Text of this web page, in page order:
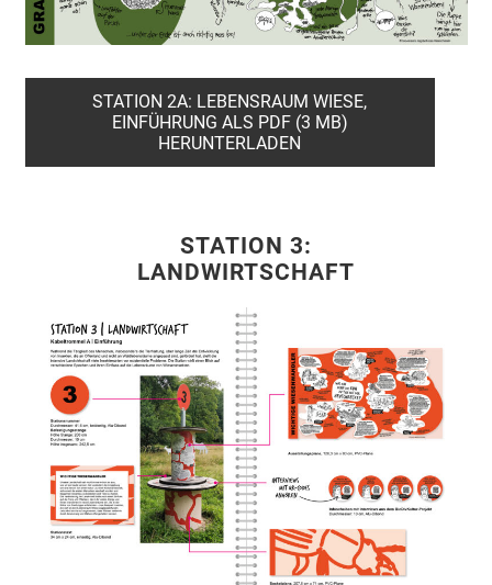
STATION 2A: LEBENSRAUM WIESE,
EINFÜHRUNG ALS PDF (3 MB)
HERUNTERLADEN
STATION 3:
LANDWIRTSCHAFT